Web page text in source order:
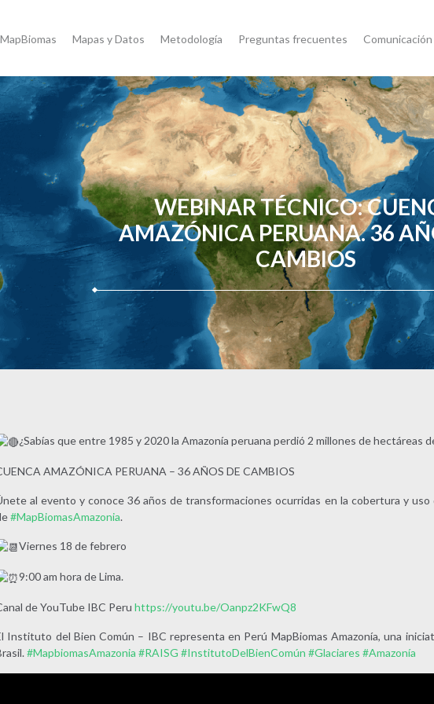
Mapas y Datos Metodología Preguntas frecuentes Comunicación
WEBINAR TÉCNICO:
AMAZÓNICA PERUANA. 36
CAMBIOS
¿Sabías que entre 1985 y 2020 la Amazonía peruana perdió 2 millones de hectáreas
AMAZÓNICA PERUANA – 36 AÑOS DE CAMBIOS
al evento y conoce 36 años de transformaciones ocurridas en la cobertura y uso
#MapBiomasAmazonia.
Viernes 18 de febrero
9:00 am hora de Lima.
de YouTube IBC Peru https://youtu.be/Oanpz2KFwQ8
Instituto del Bien Común – IBC representa en Perú MapBiomas Amazonía, una
#MapbiomasAmazonia #RAISG #InstitutoDelBienComún #Glaciares #Amazonía